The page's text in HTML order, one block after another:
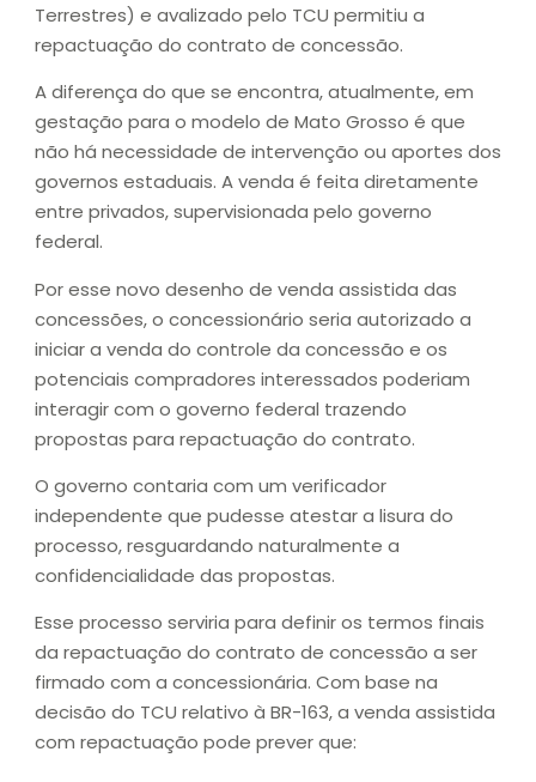
Terrestres) e avalizado pelo TCU permitiu a
repactuação do contrato de concessão.
A diferença do que se encontra, atualmente, em
gestação para o modelo de Mato Grosso é que
não há necessidade de intervenção ou aportes dos
governos estaduais. A venda é feita diretamente
entre privados, supervisionada pelo governo
federal.
Por esse novo desenho de venda assistida das
concessões, o concessionário seria autorizado a
iniciar a venda do controle da concessão e os
potenciais compradores interessados poderiam
interagir com o governo federal trazendo
propostas para repactuação do contrato.
O governo contaria com um verificador
independente que pudesse atestar a lisura do
processo, resguardando naturalmente a
confidencialidade das propostas.
Esse processo serviria para definir os termos finais
da repactuação do contrato de concessão a ser
firmado com a concessionária. Com base na
decisão do TCU relativo à BR-163, a venda assistida
com repactuação pode prever que: